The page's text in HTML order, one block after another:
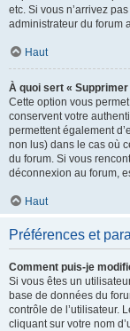
etc. Si vous n’arrivez
administrateur du forum
Haut
À quoi sert «
Cette option vous
conservent votre
permettent également
non lus) dans le cas où
du forum. Si vous
déconnexion au forum,
Haut
Préférences et
Comment puis-je
Si vous êtes un
base de données du
contrôle de l’utilisateur.
cliquant sur votre nom